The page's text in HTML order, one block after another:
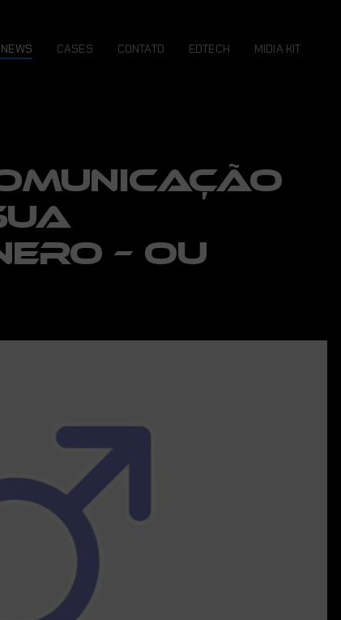
CASES CONTATO EDTECH MIDIA KIT
– OU